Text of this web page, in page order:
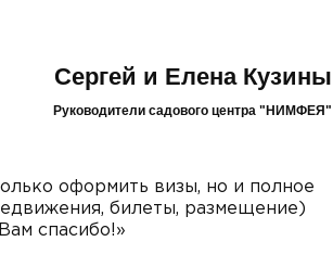
Сергей и Елена Кузины
Руководители садового центра "НИМФЕЯ"
оформить визы, но и полное
билеты, размещение)
спасибо!»